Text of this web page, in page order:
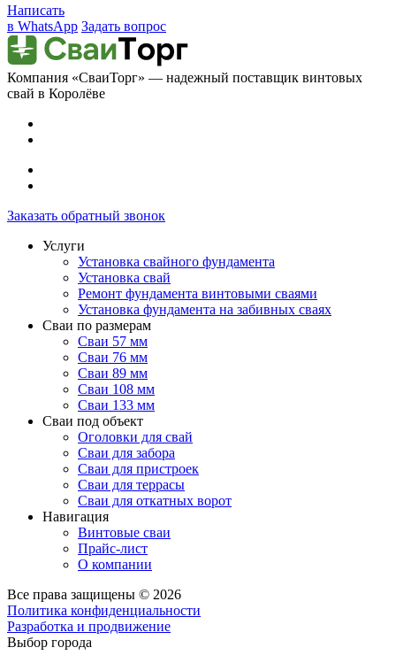
Написать
в WhatsApp Задать вопрос
Компания «СваиТорг» — надежный поставщик винтовых
свай в Королёве
Заказать обратный звонок
Услуги
Установка свайного фундамента
Установка свай
Ремонт фундамента винтовыми сваями
Установка фундамента на забивных сваях
Сваи по размерам
Сваи 57 мм
Сваи 76 мм
Сваи 89 мм
Сваи 108 мм
Сваи 133 мм
Сваи под объект
Оголовки для свай
Сваи для забора
Сваи для пристроек
Сваи для террасы
Сваи для откатных ворот
Навигация
Винтовые сваи
Прайс-лист
О компании
Все права защищены © 2026
Политика конфиденциальности
Разработка и продвижение
Выбор города